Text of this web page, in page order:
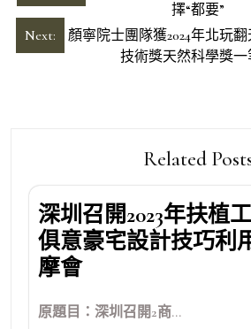
章
導
擇“都要”
Next:
顏寧院士團隊獲2024年北玩
技術獎天然科學獎一
Related
深圳召開2023年扶植
俱意豪宅設計技巧利
摩會
原題目：深圳召開2商...